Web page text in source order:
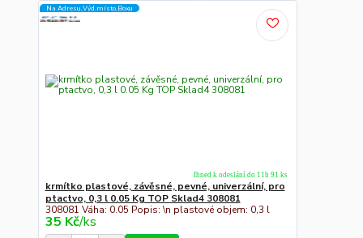
Na Adresu,Výd.místo,Boxu
krmítko plastové, závěsné, pevné, univerzální, pro
ptactvo, 0,3 l 0.05 Kg TOP Sklad4 308081
308081 Váha: 0.05 Popis: \n plastové objem: 0,3 l
35 Kč/ks
Ihned k odeslání do 11h 91 ks